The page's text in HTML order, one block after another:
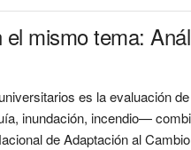
mismo tema:
es la evaluación
inundación, incendio—
de Adaptación al